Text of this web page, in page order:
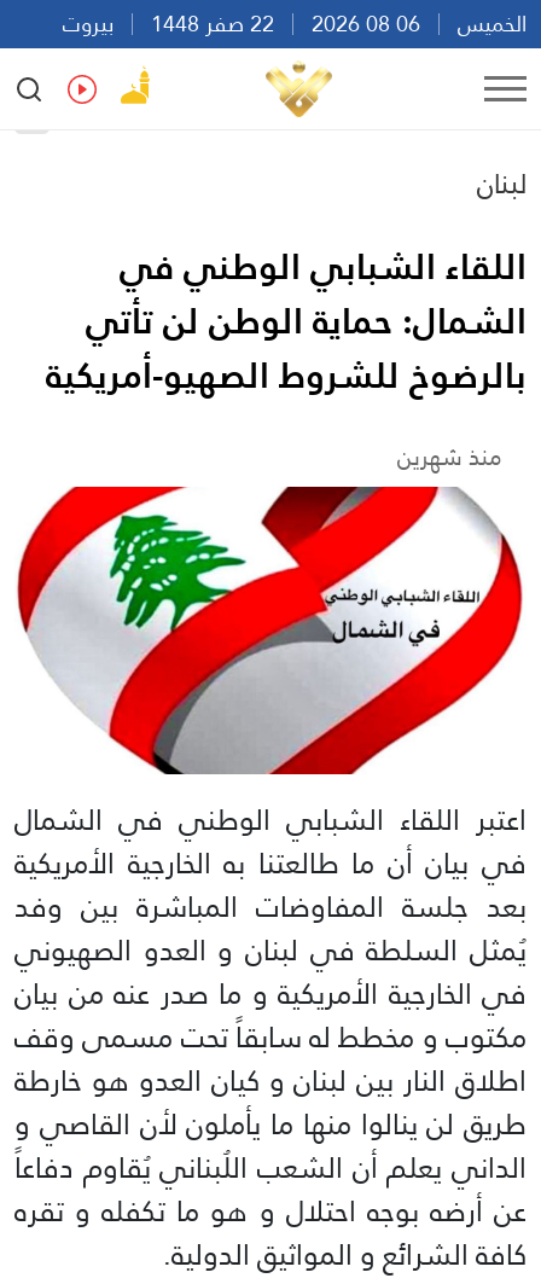
الخميس
بيروت
12:14
Ar
لبنان
اللقاء الشبابي الوطني في
الشمال: حماية الوطن لن تأتي
بالرضوخ للشروط الصهيو-أمريكية
منذ شهرين
اعتبر اللقاء الشبابي الوطني في الشمال
في بيان أن ما طالعتنا به الخارجية الأمريكية
بعد جلسة المفاوضات المباشرة بين وفد
يُمثل السلطة في لبنان و العدو الصهيوني
في الخارجية الأمريكية و ما صدر عنه من بيان
مكتوب و مخطط له سابقاً تحت مسمى وقف
اطلاق النار بين لبنان و كيان العدو هو خارطة
طريق لن ينالوا منها ما يأملون لأن القاصي و
الداني يعلم أن الشعب اللُبناني يُقاوم دفاعاً
عن أرضه بوجه احتلال و هو ما تكفله و تقره
كافة الشرائع و المواثيق الدولية.